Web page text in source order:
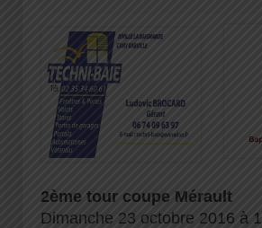
2ème tour coupe Mérault
Dimanche 23 octobre 2016 à